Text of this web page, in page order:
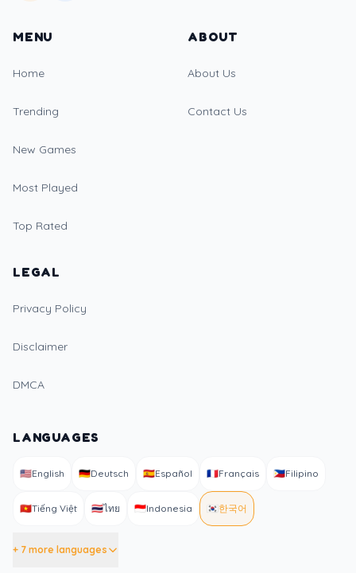
MENU
Home
Trending
New Games
Most Played
Top Rated
ABOUT
About Us
Contact Us
LEGAL
Privacy Policy
Disclaimer
DMCA
LANGUAGES
🇺🇸English 🇩🇪Deutsch 🇪🇸Español 🇫🇷Français 🇵🇭Filipino
🇻🇳Tiếng Việt 🇹🇭ไทย 🇮🇩Indonesia 🇰🇷 한국어
+ 7 more languages